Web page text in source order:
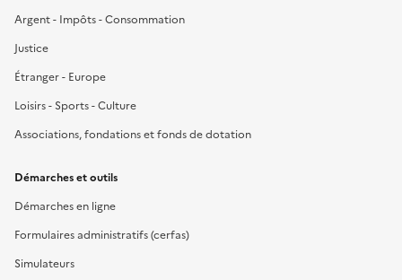
Argent - Impôts - Consommation
Justice
Étranger - Europe
Loisirs - Sports - Culture
Associations, fondations et fonds de dotation
Démarches et outils
Démarches en ligne
Formulaires administratifs (cerfas)
Simulateurs